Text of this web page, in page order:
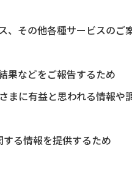
、その他各種サービスのご
果などをご報告するため
まに有益と思われる情報や
る情報を提供するため